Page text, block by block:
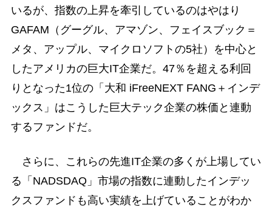
いるが、指数の上昇を牽引しているのはやはり
GAFAM（グーグル、アマゾン、フェイスブック＝
メタ、アップル、マイクロソフトの5社）を中心と
したアメリカの巨大IT企業だ。47％を超える利回
りとなった1位の「大和 iFreeNEXT FANG＋インデ
ックス」はこうした巨大テック企業の株価と連動
するファンドだ。
さらに、これらの先進IT企業の多くが上場してい
る「NADSDAQ」市場の指数に連動したインデッ
クスファンドも高い実績を上げていることがわか